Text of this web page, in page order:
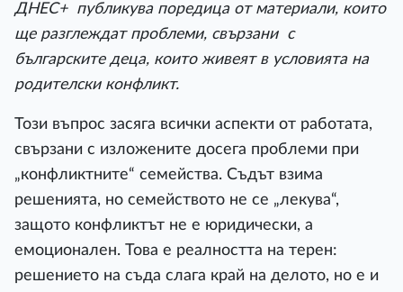
ДНЕС+ публикува поредица от материали, които
ще разглеждат проблеми, свързани с
българските деца, които живеят в условията на
родителски конфликт.
Този въпрос засяга всички аспекти от работата,
свързани с изложените досега проблеми при
„конфликтните“ семейства. Съдът взима
решенията, но семейството не се „лекува“,
защото конфликтът не е юридически, а
емоционален. Това е реалността на терен:
решението на съда слага край на делото, но е и